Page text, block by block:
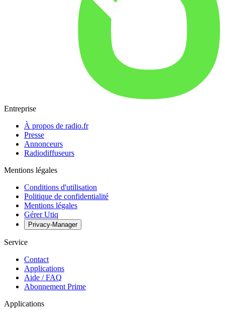
Entreprise
À propos de radio.fr
Presse
Annonceurs
Radiodiffuseurs
Mentions légales
Conditions d'utilisation
Politique de confidentialité
Mentions légales
Gérer Utiq
Privacy-Manager
Service
Contact
Applications
Aide / FAQ
Abonnement Prime
Applications